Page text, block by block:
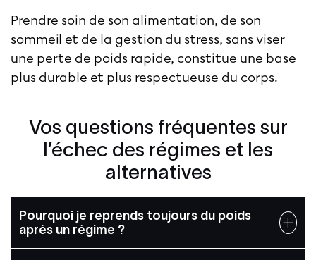
Prendre soin de son alimentation, de son
sommeil et de la gestion du stress, sans viser
une perte de poids rapide, constitue une base
plus durable et plus respectueuse du corps.
Vos questions fréquentes sur
l’échec des régimes et les
alternatives
Pourquoi je reprends toujours du poids
après un régime ?